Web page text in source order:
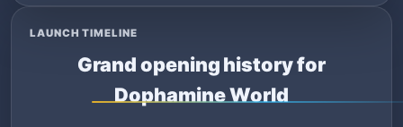
LAUNCH TIMELINE
Grand opening history for
Dophamine World